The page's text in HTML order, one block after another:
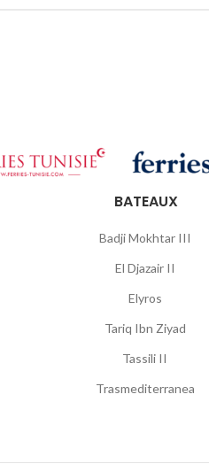
BATEAUX
Badji Mokhtar III
El Djazair II
Elyros
Tariq Ibn Ziyad
Tassili II
Trasmediterranea